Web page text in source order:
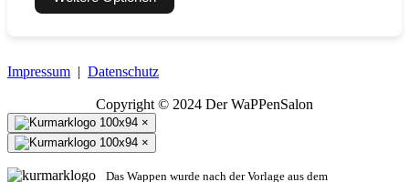
Impressum | Datenschutz
Copyright © 2024 Der WaPPenSalon
×
×
Das Wappen wurde nach der Vorlage aus dem